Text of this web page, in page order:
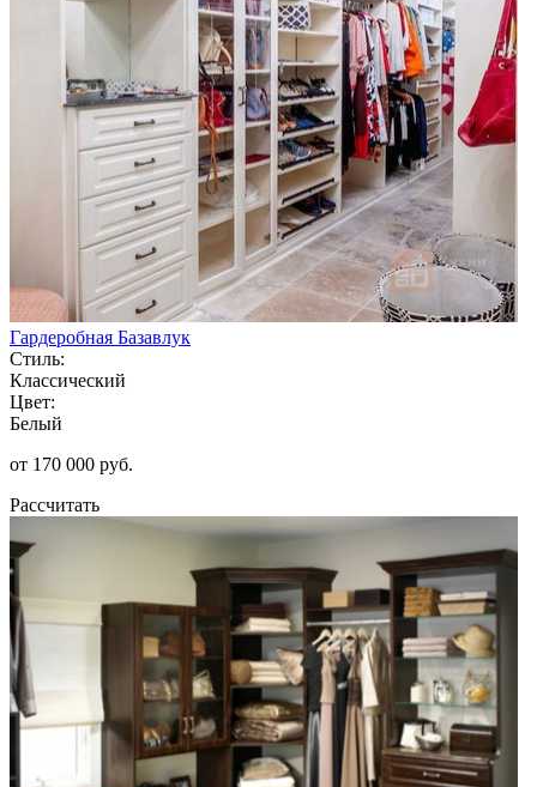
Гардеробная Базавлук
Стиль:
Классический
Цвет:
Белый
от 170 000 руб.
Рассчитать